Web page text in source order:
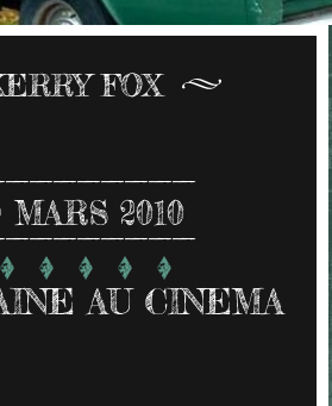
FOX
MARS 2010
AU CINEMA